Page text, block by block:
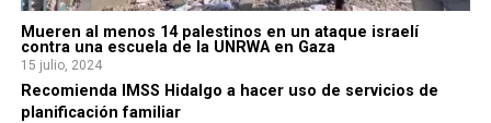
Mueren al menos 14 palestinos en un ataque israelí
contra una escuela de la UNRWA en Gaza
15 julio, 2024
Recomienda IMSS Hidalgo a hacer uso de servicios de
planificación familiar